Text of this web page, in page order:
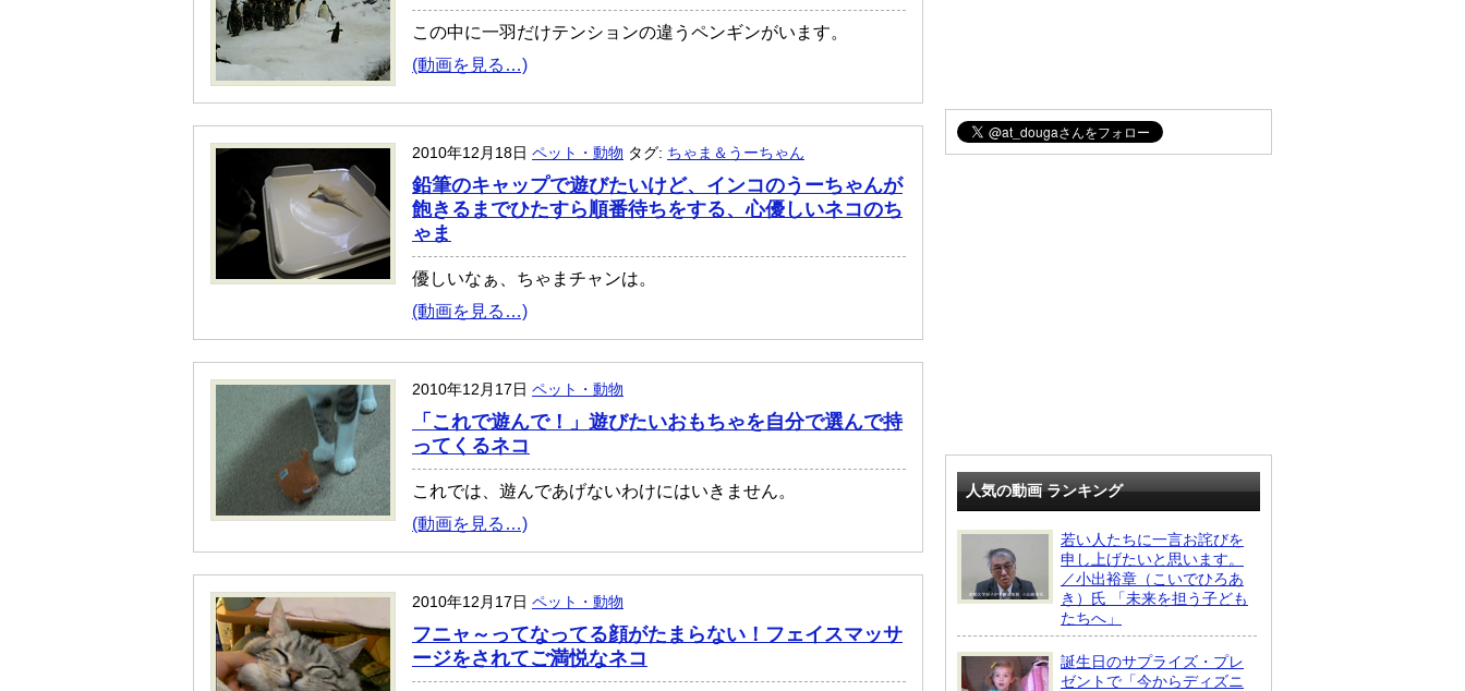
この中に一羽だけテンションの違うペンギンがいます。
(動画を見る…)
2010年12月18日 ペット・動物 タグ: ちゃま＆うーちゃん
鉛筆のキャップで遊びたいけど、インコのうーちゃんが
飽きるまでひたすら順番待ちをする、心優しいネコのち
ゃま
優しいなぁ、ちゃまチャンは。
(動画を見る…)
2010年12月17日 ペット・動物
「これで遊んで！」遊びたいおもちゃを自分で選んで持
ってくるネコ
これでは、遊んであげないわけにはいきません。
(動画を見る…)
2010年12月17日 ペット・動物
フニャ～ってなってる顔がたまらない！フェイスマッサ
ージをされてご満悦なネコ
人気の動画 ランキング
若い人たちに一言お詫びを
申し上げたいと思います。
／小出裕章（こいでひろあ
き）氏 「未来を担う子ども
たちへ」
誕生日のサプライズ・プレ
ゼントで「今からディズニ